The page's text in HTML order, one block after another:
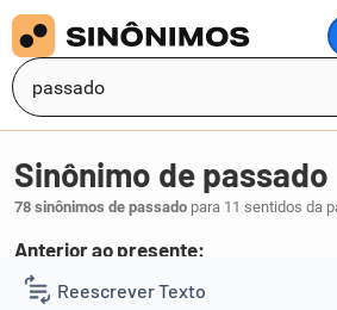
Reescrever Texto
Sinônimo de passado
78 sinônimos de passado para 11 sentidos da
Anterior ao presente:
1 pretérito,antigo